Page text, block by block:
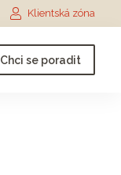
Klientská zóna
Chci se poradit